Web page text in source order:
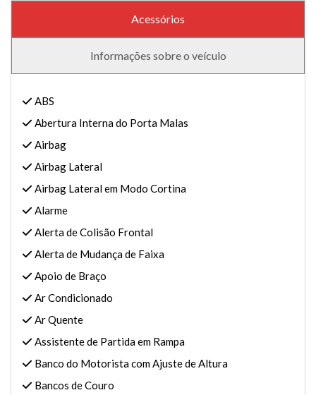
Acessórios
Informações sobre o veículo
ABS
Abertura Interna do Porta Malas
Airbag
Airbag Lateral
Airbag Lateral em Modo Cortina
Alarme
Alerta de Colisão Frontal
Alerta de Mudança de Faixa
Apoio de Braço
Ar Condicionado
Ar Quente
Assistente de Partida em Rampa
Banco do Motorista com Ajuste de Altura
Bancos de Couro